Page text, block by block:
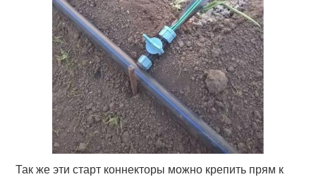
Так же эти старт коннекторы можно крепить прям к